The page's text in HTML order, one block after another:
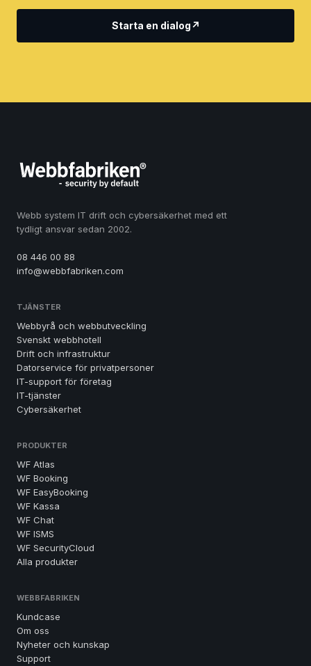
Starta en dialog↗
Webb system IT drift och cybersäkerhet med ett
tydligt ansvar sedan 2002.
08 446 00 88
info@webbfabriken.com
TJÄNSTER
Webbyrå och webbutveckling
Svenskt webbhotell
Drift och infrastruktur
Datorservice för privatpersoner
IT-support för företag
IT-tjänster
Cybersäkerhet
PRODUKTER
WF Atlas
WF Booking
WF EasyBooking
WF Kassa
WF Chat
WF ISMS
WF SecurityCloud
Alla produkter
WEBBFABRIKEN
Kundcase
Om oss
Nyheter och kunskap
Support